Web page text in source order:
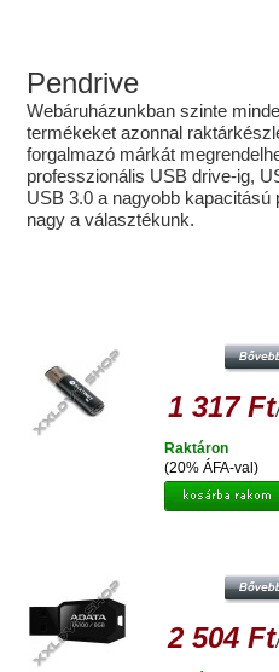
Pendrive
Webáruházunkban szinte
termékeket azonnal
forgalmazó márkát
professzionális USB drive-ig,
USB 3.0 a nagyobb
nagy a választékunk.
1 317 Ft
(20% ÁFA-val)
Raktáron
2 504 Ft